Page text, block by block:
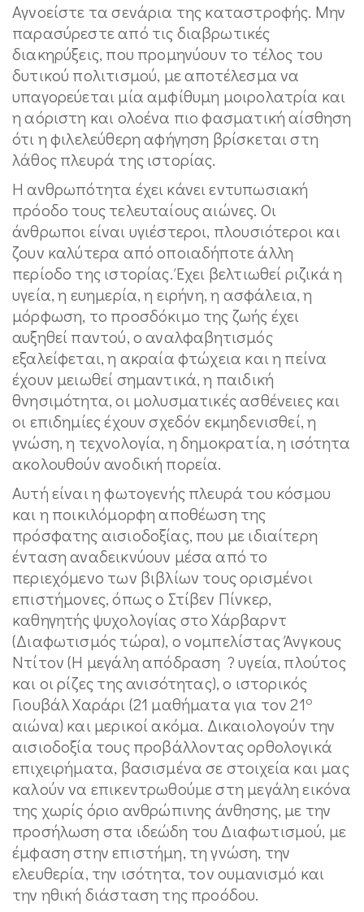
Αγνοείστε τα σενάρια της καταστροφής. Μην
παρασύρεστε από τις διαβρωτικές
διακηρύξεις, που προμηνύουν το τέλος του
δυτικού πολιτισμού, με αποτέλεσμα να
υπαγορεύεται μία αμφίθυμη μοιρολατρία και
η αόριστη και ολοένα πιο φασματική αίσθηση
ότι η φιλελεύθερη αφήγηση βρίσκεται στη
λάθος πλευρά της ιστορίας.
Η ανθρωπότητα έχει κάνει εντυπωσιακή
πρόοδο τους τελευταίους αιώνες. Οι
άνθρωποι είναι υγιέστεροι, πλουσιότεροι και
ζουν καλύτερα από οποιαδήποτε άλλη
περίοδο της ιστορίας. Έχει βελτιωθεί ριζικά η
υγεία, η ευημερία, η ειρήνη, η ασφάλεια, η
μόρφωση, το προσδόκιμο της ζωής έχει
αυξηθεί παντού, ο αναλφαβητισμός
εξαλείφεται, η ακραία φτώχεια και η πείνα
έχουν μειωθεί σημαντικά, η παιδική
θνησιμότητα, οι μολυσματικές ασθένειες και
οι επιδημίες έχουν σχεδόν εκμηδενισθεί, η
γνώση, η τεχνολογία, η δημοκρατία, η ισότητα
ακολουθούν ανοδική πορεία.
Αυτή είναι η φωτογενής πλευρά του κόσμου
και η ποικιλόμορφη αποθέωση της
πρόσφατης αισιοδοξίας, που με ιδιαίτερη
ένταση αναδεικνύουν μέσα από το
περιεχόμενο των βιβλίων τους ορισμένοι
επιστήμονες, όπως ο Στίβεν Πίνκερ,
καθηγητής ψυχολογίας στο Χάρβαρντ
(Διαφωτισμός τώρα), ο νομπελίστας Άνγκους
Ντίτον (Η μεγάλη απόδραση ? υγεία, πλούτος
και οι ρίζες της ανισότητας), ο ιστορικός
Γιουβάλ Χαράρι (21 μαθήματα για τον 21ο
αιώνα) και μερικοί ακόμα. Δικαιολογούν την
αισιοδοξία τους προβάλλοντας ορθολογικά
επιχειρήματα, βασισμένα σε στοιχεία και μας
καλούν να επικεντρωθούμε στη μεγάλη εικόνα
της χωρίς όριο ανθρώπινης άνθησης, με την
προσήλωση στα ιδεώδη του Διαφωτισμού, με
έμφαση στην επιστήμη, τη γνώση, την
ελευθερία, την ισότητα, τον ουμανισμό και
την ηθική διάσταση της προόδου.